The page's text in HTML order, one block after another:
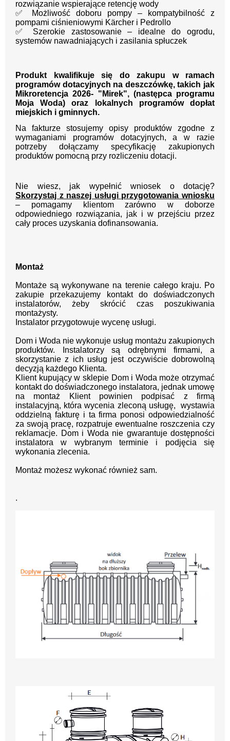
rozwiązanie wspierające retencję wody
✅ Możliwość doboru pompy – kompatybilność z
pompami ciśnieniowymi Kärcher i Pedrollo
✅ Szerokie zastosowanie – idealne do ogrodu,
systemów nawadniających i zasilania spłuczek
Produkt kwalifikuje się do zakupu w ramach
programów dotacyjnych na deszczówkę, takich jak
Mikroretencja 2026- "Mirek", (następca programu
Moja Woda) oraz lokalnych programów dopłat
miejskich i gminnych.
Na fakturze stosujemy opisy produktów zgodne z
wymaganiami programów dotacyjnych, a w razie
potrzeby dołączamy specyfikację zakupionych
produktów pomocną przy rozliczeniu dotacji.
Nie wiesz, jak wypełnić wniosek o dotację?
Skorzystaj z naszej usługi przygotowania wniosku
– pomagamy klientom zarówno w doborze
odpowiedniego rozwiązania, jak i w przejściu przez
cały proces uzyskania dofinansowania.
Montaż
Montaże są wykonywane na terenie całego kraju. Po
zakupie przekazujemy kontakt do doświadczonych
instalatorów, żeby skrócić czas poszukiwania
montażysty.
Instalator przygotowuje wycenę usługi.
Dom i Woda nie wykonuje usług montażu zakupionych
produktów. Instalatorzy są odrębnymi firmami, a
skorzystanie z ich usług jest oczywiście dobrowolną
decyzją każdego Klienta.
Klient kupujący w sklepie Dom i Woda może otrzymać
kontakt do doświadczonego instalatora, jednak umowę
na montaż Klient powinien podpisać z firmą
instalacyjną, która wycenia zleconą usługę, wystawia
oddzielną fakturę i ta firma ponosi odpowiedzialność
za swoją pracę, rozpatruje ewentualne roszczenia czy
reklamacje. Dom i Woda nie gwarantuje dostępności
instalatora w wybranym terminie i podjęcia się
wykonania zlecenia.
Montaż możesz wykonać również sam.
.